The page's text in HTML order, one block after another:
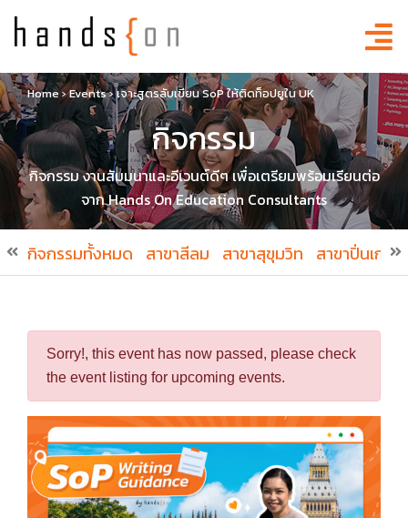
Home›Events›เจาะสูตรลับเขียน SoP ให้ติดท็อปยูใน UK
กิจกรรม
กิจกรรม งานสัมมนาและอีเวนต์ดีๆ เพื่อเตรียมพร้อมเรียนต่อ
จาก Hands On Education Consultants
กิจกรรมทั้งหมด สาขาสีลม สาขาสุขุมวิท สาขาปิ่นเกล้า
Sorry!, this event has now passed, please check
the event listing for upcoming events.